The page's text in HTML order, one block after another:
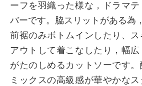
ーフを羽織った様な，ドラマ
バーです。脇スリットがある為，
前裾のみボトムインしたり、ス
アウトして着こなしたり，幅
がたのしめるカットソーです
ミックスの高級感が華やかな